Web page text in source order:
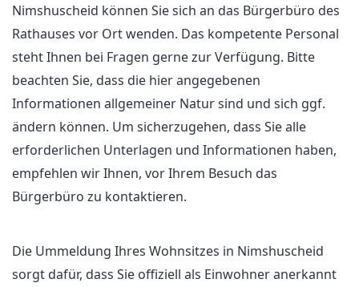
Nimshuscheid können Sie sich an das Bürgerbüro des
Rathauses vor Ort wenden. Das kompetente Personal
steht Ihnen bei Fragen gerne zur Verfügung. Bitte
beachten Sie, dass die hier angegebenen
Informationen allgemeiner Natur sind und sich ggf.
ändern können. Um sicherzugehen, dass Sie alle
erforderlichen Unterlagen und Informationen haben,
empfehlen wir Ihnen, vor Ihrem Besuch das
Bürgerbüro zu kontaktieren.
Die Ummeldung Ihres Wohnsitzes in Nimshuscheid
sorgt dafür, dass Sie offiziell als Einwohner anerkannt